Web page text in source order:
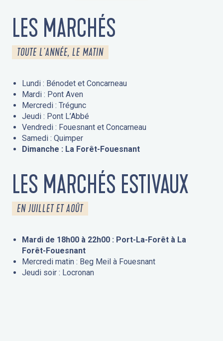
LES MARCHÉS
TOUTE L'ANNÉE, LE MATIN
Lundi : Bénodet et Concarneau
Mardi : Pont Aven
Mercredi : Trégunc
Jeudi : Pont L’Abbé
Vendredi : Fouesnant et Concarneau
Samedi : Quimper
Dimanche : La Forêt-Fouesnant
LES MARCHÉS ESTIVAUX
EN JUILLET ET AOÛT
Mardi de 18h00 à 22h00 : Port-La-Forêt à La
Forêt-Fouesnant
Mercredi matin : Beg Meil à Fouesnant
Jeudi soir : Locronan